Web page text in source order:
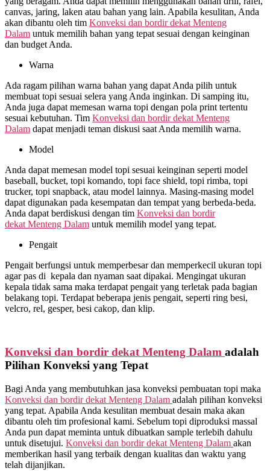
canvas, jaring, laken atau bahan yang lain. Apabila kesulitan, Anda
akan dibantu oleh tim Konveksi dan bordir dekat Menteng
Dalam untuk memilih bahan yang tepat sesuai dengan keinginan
dan budget Anda.
Warna
Ada ragam pilihan warna bahan yang dapat Anda pilih untuk
membuat topi sesuai selera yang Anda inginkan. Di samping itu,
Anda juga dapat memesan warna topi dengan pola print tertentu
sesuai kebutuhan. Tim Konveksi dan bordir dekat Menteng
Dalam dapat menjadi teman diskusi saat Anda memilih warna.
Model
Anda dapat memesan model topi sesuai keinginan seperti model
baseball, bucket, topi komando, topi face shield, topi rimba, topi
trucker, topi snapback, atau model lainnya. Masing-masing model
dapat digunakan pada kesempatan dan tempat yang berbeda-beda.
Anda dapat berdiskusi dengan tim Konveksi dan bordir
dekat Menteng Dalam untuk memilih model yang tepat.
Pengait
Pengait berfungsi untuk memperbesar dan memperkecil ukuran topi
agar pas di kepala dan nyaman saat dipakai. Mengingat ukuran
kepala tidak sama maka terdapat pengait yang terletak pada bagian
belakang topi. Terdapat beberapa jenis pengait, seperti ring besi,
velcro, rel, gesper, besi cakop, dan klip.
Konveksi dan bordir dekat Menteng Dalam adalah
Pilihan Konveksi yang Tepat
Bagi Anda yang membutuhkan jasa konveksi pembuatan topi maka
Konveksi dan bordir dekat Menteng Dalam adalah pilihan konveksi
yang tepat. Apabila Anda kesulitan membuat desain maka akan
dibantu oleh tim profesional kami. Sebelum topi diproduksi massal
Anda pun dapat meminta untuk dibuatkan sample terlebih dahulu
untuk disetujui. Konveksi dan bordir dekat Menteng Dalam akan
memberikan hasil yang terbaik dengan kualitas dan waktu yang
telah dijanjikan.